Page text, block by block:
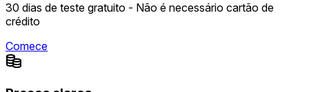
30 dias de teste gratuito - Não é necessário cartão de
crédito
Comece